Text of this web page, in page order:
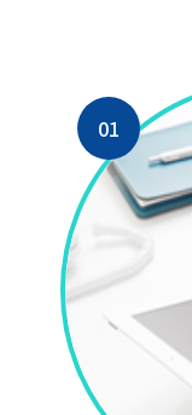
01